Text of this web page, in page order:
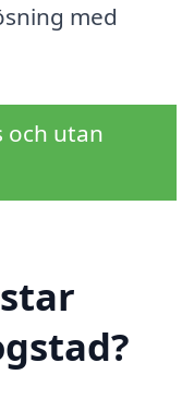
med
och utan